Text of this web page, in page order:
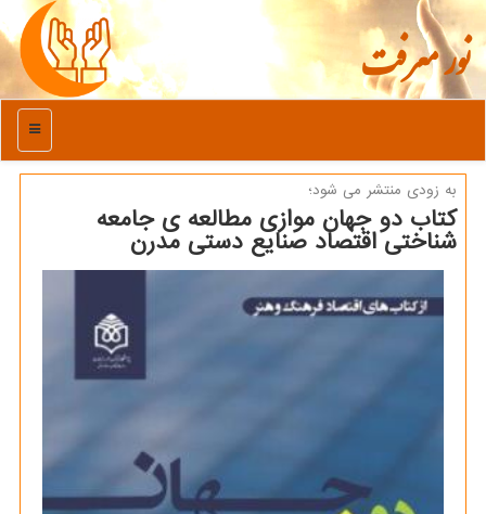
نور معرفت
منو
به زودی منتشر می شود؛
كتاب دو جهان موازی مطالعه ی جامعه
شناختی اقتصاد صنایع دستی مدرن